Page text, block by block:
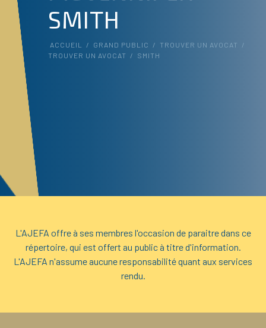
SMITH
ACCUEIL / GRAND PUBLIC / TROUVER UN AVOCAT
/
TROUVER UN AVOCAT / SMITH
L'AJEFA offre à ses membres l'occasion de paraitre dans ce
répertoire, qui est offert au public à titre d'information.
L'AJEFA n'assume aucune responsabilité quant aux services
rendu.